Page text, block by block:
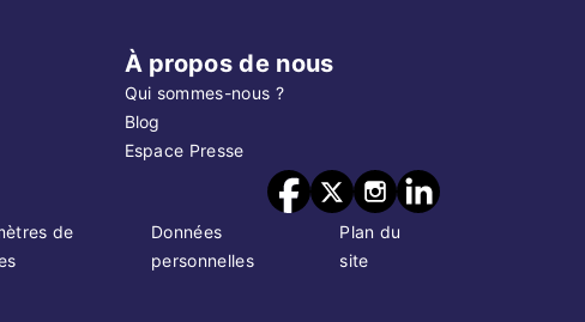
À propos de nous
Qui sommes-nous ?
Blog
Espace Presse
de
Données
personnelles
Plan du
site